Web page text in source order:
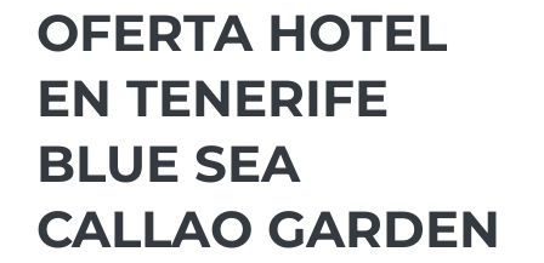
OFERTA HOTEL
EN TENERIFE
BLUE SEA
CALLAO GARDEN